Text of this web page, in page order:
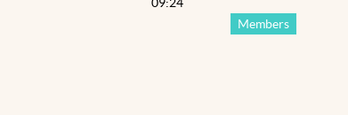
Members